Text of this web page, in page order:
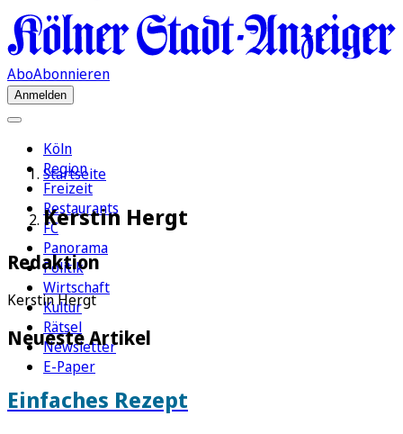
AboAbonnieren
Anmelden
Köln
Region
Freizeit
Restaurants
FC
Panorama
Politik
Wirtschaft
Kultur
Rätsel
Newsletter
E-Paper
Startseite
Kerstin Hergt
Redaktion
Kerstin Hergt
Neueste Artikel
Einfaches Rezept